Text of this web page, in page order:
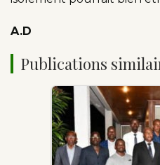
A.D
Publications